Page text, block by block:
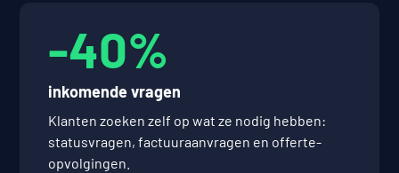
-40%
inkomende vragen
Klanten zoeken zelf op wat ze nodig hebben:
statusvragen, factuuraanvragen en offerte-
opvolgingen.